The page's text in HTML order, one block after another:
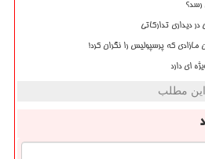
رسد؟
دیداری تدارکاتی
مازادی که پرسپولیس را نگران کرد!
ای دارد
این مطلب